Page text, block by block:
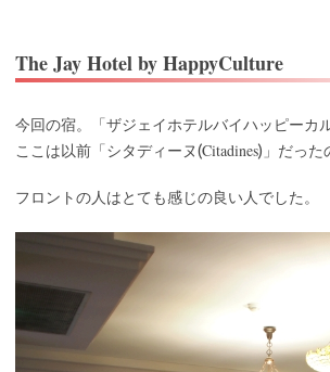
The Jay Hotel by HappyCulture
今回の宿。「ザジェイホテルバイハッピーカ
ここは以前「シタディーヌ(Citadines)」だった
フロントの人はとても感じの良い人でした。